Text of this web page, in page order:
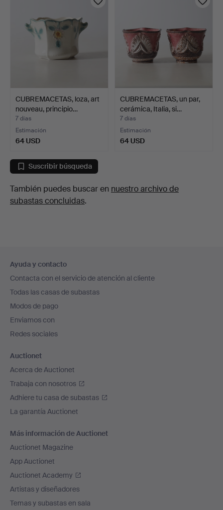
CUBREMACETAS, loza, art
nouveau, principio…
7 días
Estimación
64 USD
CUBREMACETAS, un par,
cerámica, Italia, si…
7 días
Estimación
64 USD
Suscribir búsqueda
También puedes buscar en nuestro archivo de
subastas concluidas.
en
el
pie
de
página
Ayuda y contacto
Contacta con el servicio de atención al cliente
Todas las casas de subastas
Modos de pago
Enviamos con
Redes sociales
Auctionet
Acerca de Auctionet
Trabaja con nosotros
Adhiere tu casa de subastas
La garantía Auctionet
Más información de Auctionet
Auctionet Magazine
App Auctionet
Auctionet Academy
Artistas y diseñadores
Temas y subastas en sala